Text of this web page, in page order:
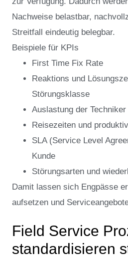
Nachweise belastbar,
Streitfall eindeutig belegbar.
Beispiele für KPIs
First Time Fix Rate
Reaktions und
Störungsklasse
Auslastung der Techniker
Reisezeiten und
SLA (Service Level
Kunde
Störungsarten und
Damit lassen sich Engpässe
aufsetzen und
Field Service
standardisieren